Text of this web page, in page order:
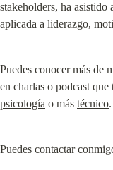
stakeholders, ha asistido
aplicada a liderazgo,
Puedes conocer más de
en charlas o podcast
psicología o más técnico.
Puedes contactar